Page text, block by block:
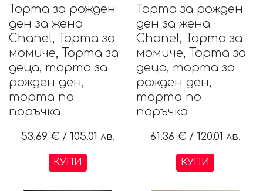
Торта за рожден
ден за жена
Chanel, Торта за
момиче, Торта за
деца, торта за
рожден ден,
торта по
поръчка
53.69 € / 105.01 лв.
КУПИ
Торта за рожден
ден за жена
Chanel, Торта за
момиче, Торта за
деца, торта за
рожден ден,
торта по
поръчка
61.36 € / 120.01 лв.
КУПИ